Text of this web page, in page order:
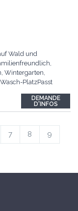
Wald und
Wintergarten,
PlatzPasst
mit
JETZT
DEMANDE
D'INFOS
7 8 9